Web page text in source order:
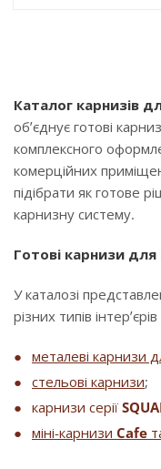
Каталог карнизів
об’єднує готові
комплексного
комерційних
підібрати як готове
карнизну систему.
Готові карнизи
У каталозі
різних типів
металеві карнизи
стельові карнизи;
карнизи серії
міні-карнизи Cafe